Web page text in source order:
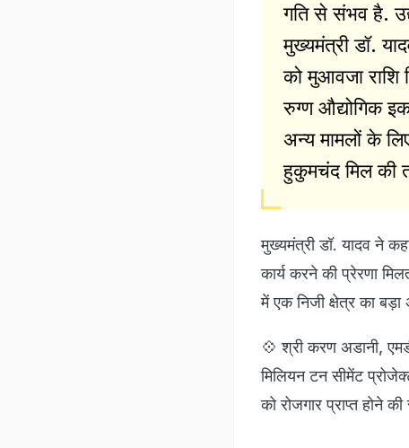
गति से संभव है.
मुख्यमंत्री डॉ.
को मुआवजा राशि
रुग्ण औद्योगिक
अन्य मामलों के
हुकुमचंद मिल की
मुख्यमंत्री डॉ. यादव ने
कार्य करने की प्रेरणा
में एक निजी क्षेत्र का
💠 श्री करण अडानी,
मिलियन टन सीमेंट
को रोजगार प्राप्‍त होने